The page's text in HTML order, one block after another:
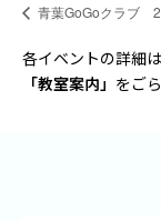
青葉GoGoクラブ
各イベントの詳細は
「教室案内」 をご